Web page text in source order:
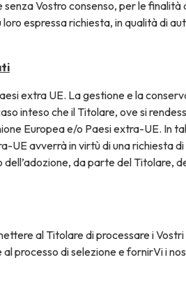
Vostro consenso, per le
loro espressa richiesta, in qualità di
extra UE. La gestione e la
inteso che il Titolare, ove si
Europea e/o Paesi extra-UE. In
UE avverrà in virtù di una richiesta
da parte del Titolare,
al Titolare di processare i
processo di selezione e fornirVi i